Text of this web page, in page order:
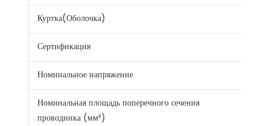
Куртка(Оболочка)
Сертификация
Номинальное напряжение
Номинальная площадь поперечного сечения
проводника (мм²)